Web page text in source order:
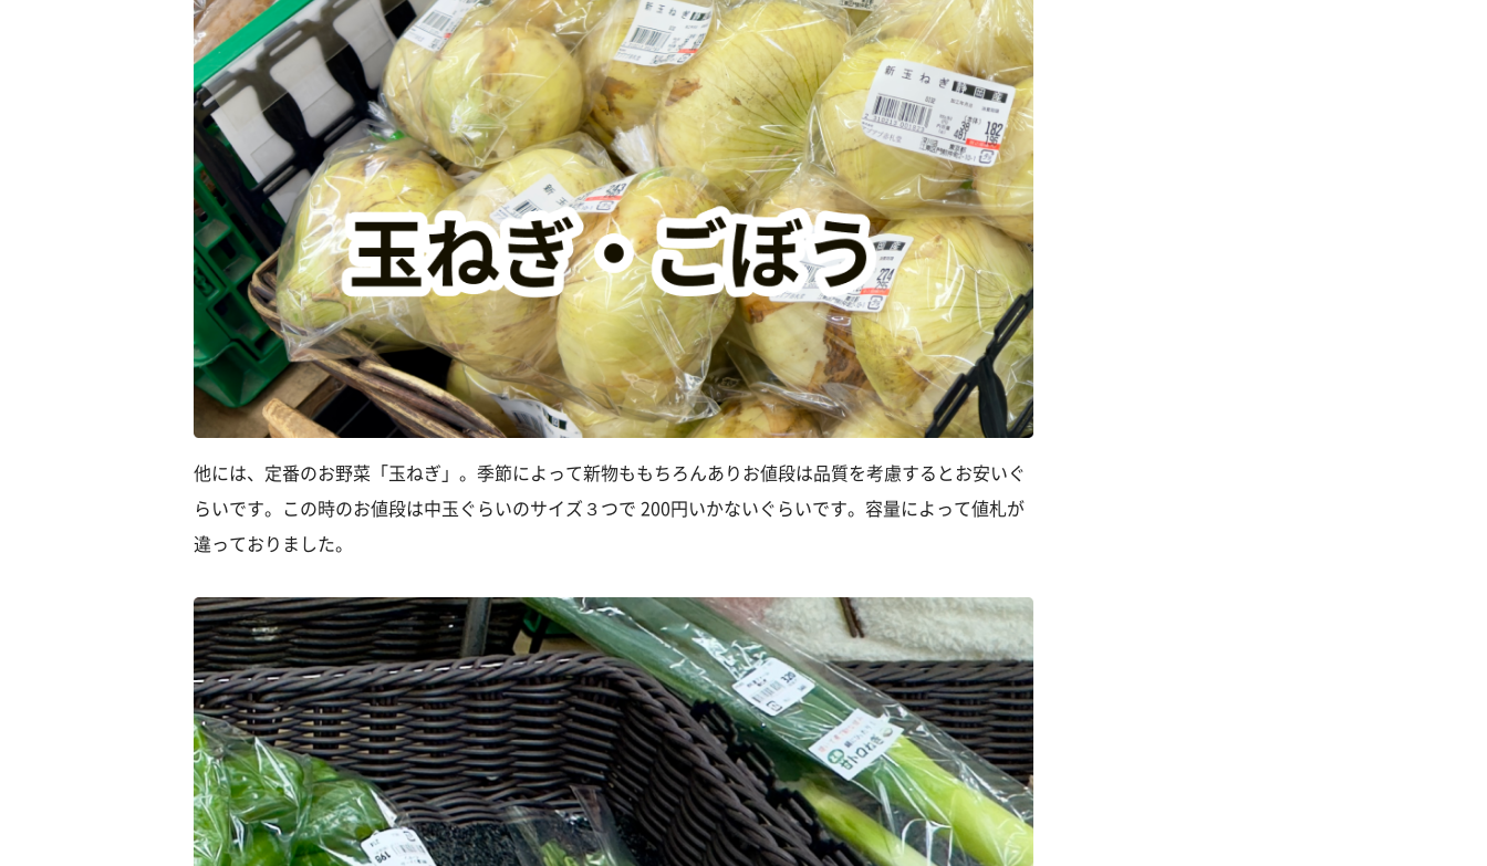
他には、定番のお野菜「玉ねぎ」。季節によって新物ももちろんありお値段は品質を考慮するとお安いぐ
らいです。この時のお値段は中玉ぐらいのサイズ３つで 200円いかないぐらいです。容量によって値札が
違っておりました。